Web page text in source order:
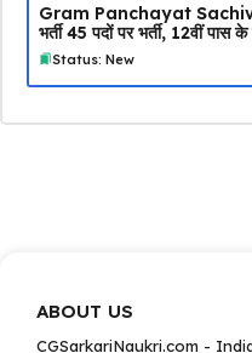
Gram Panchayat Sachiv
भर्ती 45 पदों पर भर्ती, 12वीं पास
Status: New
ABOUT US
CGSarkariNaukri.com -